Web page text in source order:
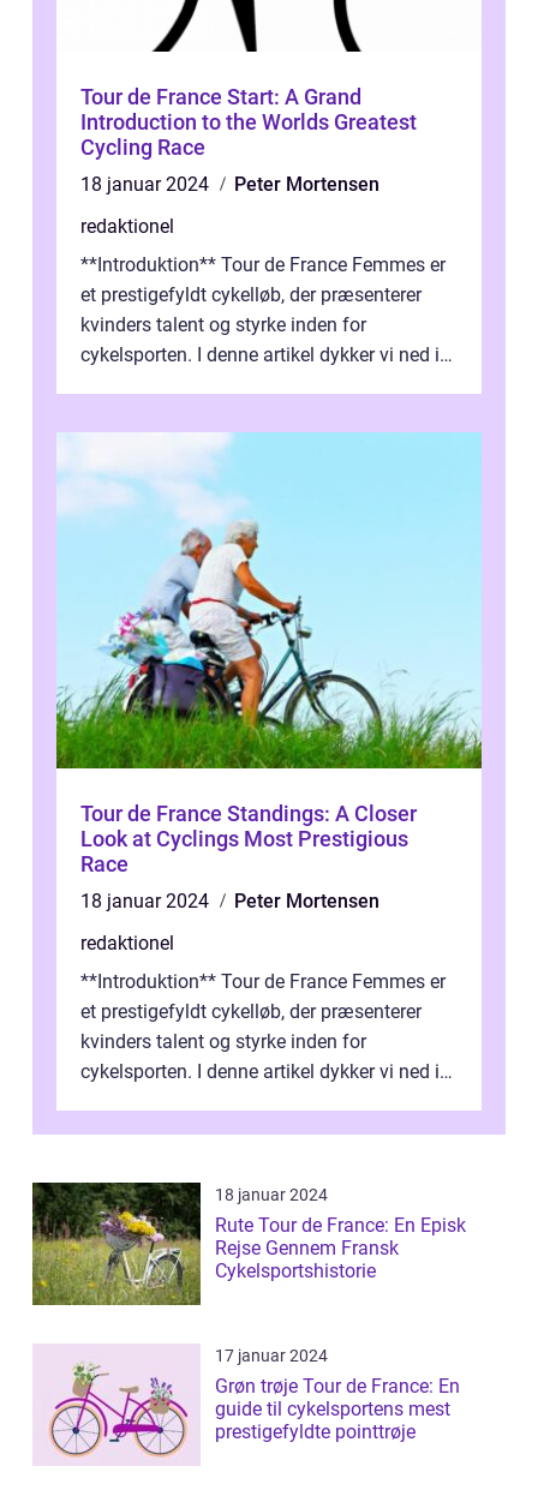
Tour de France Start: A Grand
Introduction to the Worlds Greatest
Cycling Race
18 januar 2024
Peter Mortensen
redaktionel
**Introduktion** Tour de France Femmes er
et prestigefyldt cykelløb, der præsenterer
kvinders talent og styrke inden for
cykelsporten. I denne artikel dykker vi ned i
Tour de France Standings: A Closer
Look at Cyclings Most Prestigious
Race
18 januar 2024
Peter Mortensen
redaktionel
**Introduktion** Tour de France Femmes er
et prestigefyldt cykelløb, der præsenterer
kvinders talent og styrke inden for
cykelsporten. I denne artikel dykker vi ned i
18 januar 2024
Rute Tour de France: En Episk
Rejse Gennem Fransk
Cykelsportshistorie
17 januar 2024
Grøn trøje Tour de France: En
guide til cykelsportens mest
prestigefyldte pointtrøje